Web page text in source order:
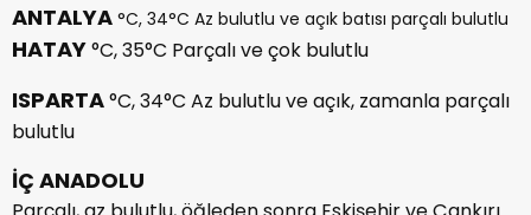
ANTALYA °C, 34°C Az bulutlu ve açık batısı parçalı bulutlu
HATAY°C, 35°C Parçalı ve çok bulutlu
ISPARTA°C, 34°C Az bulutlu ve açık, zamanla parçalı
bulutlu
İÇ ANADOLU